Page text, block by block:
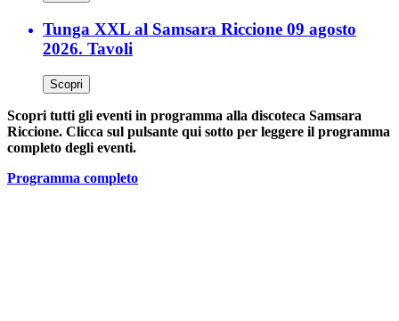
Tunga XXL al Samsara Riccione 09 agosto
2026. Tavoli
Scopri
Scopri tutti gli eventi in programma alla discoteca Samsara
Riccione. Clicca sul pulsante qui sotto per leggere il programma
completo degli eventi.
Programma completo